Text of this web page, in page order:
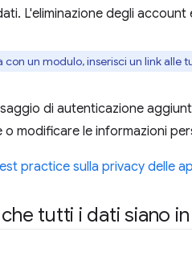
L'eliminazione degli account
con un modulo, inserisci un link
di autenticazione
o modificare le informazioni
practice sulla privacy delle
tutti i dati siano